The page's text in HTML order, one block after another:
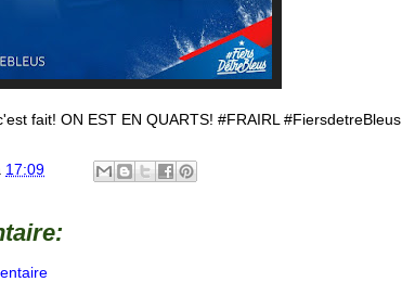
fait! ON EST EN QUARTS! #FRAIRL #FiersdetreBleus
17:09